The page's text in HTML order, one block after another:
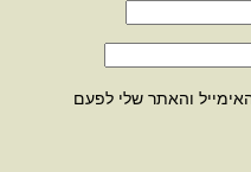
והאתר שלי לפעם